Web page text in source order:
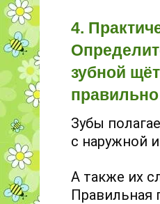
4.
зубной
Зубы
с наружной
А также их
Правильная